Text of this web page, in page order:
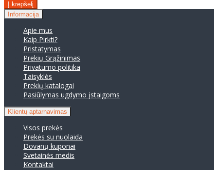
Informacija
Apie mus
Kaip Pirkti?
Pristatymas
Prekių Grąžinimas
Privatumo politika
Taisyklės
Prekių katalogai
Pasiūlymas ugdymo įstaigoms
Klientų aptarnavimas
Visos prekės
Prekės su nuolaida
Dovanų kuponai
Svetainės medis
Kontaktai